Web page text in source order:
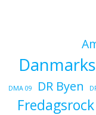
DMA 09 DR Byen
Fredagsrock